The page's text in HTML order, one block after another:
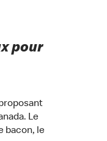
pour
Le
bacon, le